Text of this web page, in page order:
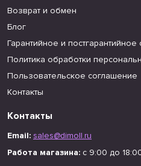
Возврат и обмен
Блог
Гарантийное и
Политика обработки
Пользовательское соглашение
Контакты
Контакты
Email: sales@dimoll.ru
Работа магазина: с 9:00 до